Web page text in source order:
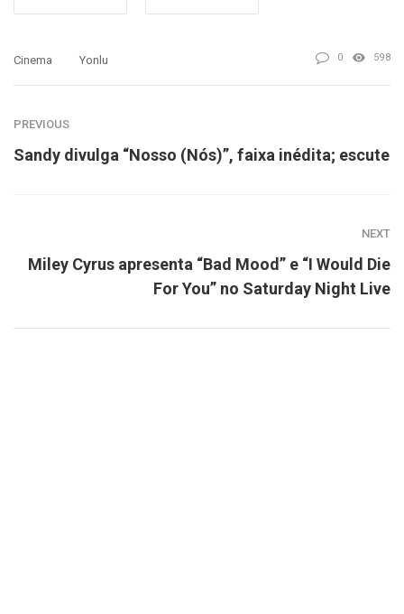
Cinema Yonlu 0 598
PREVIOUS
Sandy divulga “Nosso (Nós)”, faixa inédita; escute
NEXT
Miley Cyrus apresenta “Bad Mood” e “I Would Die
For You” no Saturday Night Live